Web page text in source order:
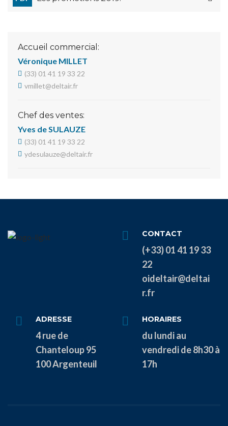
Accueil commercial:
Véronique MILLET
(33) 01 41 19 33 22
vmillet@deltair.fr
Chef des ventes:
Yves de SULAUZE
(33) 01 41 19 33 22
ydesulauze@deltair.fr
CONTACT
(+33) 01 41 19 33
22
oideltair@deltai
r.fr
ADRESSE
4 rue de
Chanteloup 95
100 Argenteuil
HORAIRES
du lundi au
vendredi de 8h30 à
17h